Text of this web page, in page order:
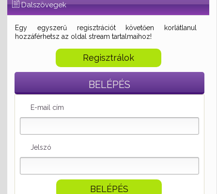
Dalszövegek
Egy egyszerű regisztrációt követően korlátlanul
hozzáférhetsz az oldal stream tartalmaihoz!
Regisztrálok
BELÉPÉS
E-mail cím
Jelszó